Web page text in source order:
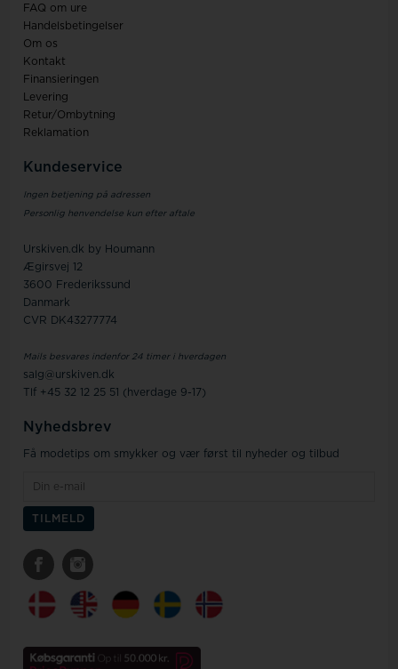
FAQ om ure
Handelsbetingelser
Om os
Kontakt
Finansieringen
Levering
Retur/Ombytning
Reklamation
Kundeservice
Ingen betjening på adressen
Personlig henvendelse kun efter aftale
Urskiven.dk by Houmann
Ægirsvej 12
3600 Frederikssund
Danmark
CVR DK43277774
Mails besvares indenfor 24 timer i hverdagen
salg@urskiven.dk
Tlf +45 32 12 25 51 (hverdage 9-17)
Nyhedsbrev
Få modetips om smykker og vær først til nyheder og tilbud